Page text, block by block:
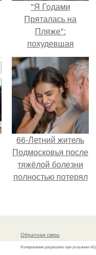
"Я Годами
Пряталась на
Пляже":
похудевшая
невестка Валерии
показала фигуру в
откровенном
купальнике.
66-Летний житель
Подмосковья после
тяжёлой болезни
полностью потерял
восстановить
молодой супругой,
пишут СМИ.
Обратная связь
Копирование разрешено при указании